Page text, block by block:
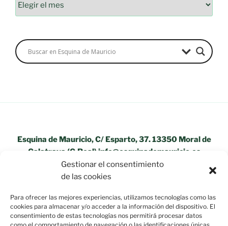
Gestionar el consentimiento
de las cookies
Para ofrecer las mejores experiencias, utilizamos tecnologías como las
cookies para almacenar y/o acceder a la información del dispositivo. El
consentimiento de estas tecnologías nos permitirá procesar datos
Esquina de Mauricio, C/ Esparto, 37. 13350 Moral de
Calatrava (C.Real) info@esquinademauricio.es
«Aviso Legal»